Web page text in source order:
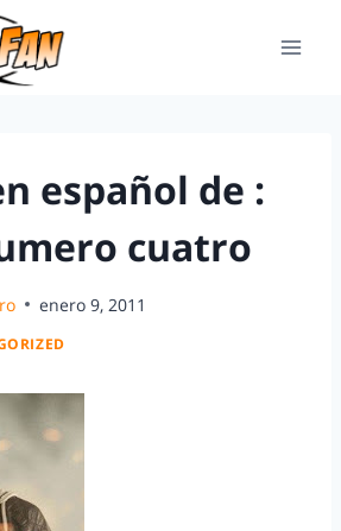
español de :
cuatro
enero 9, 2011